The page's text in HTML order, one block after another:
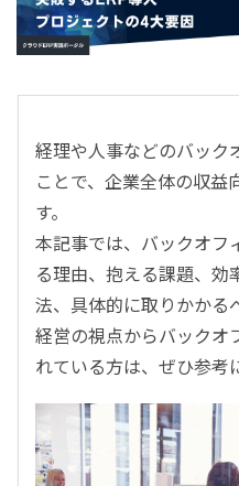
ERP
会計
CRM／営業支援／Eコマ
DX（2025年の崖）／ク
データ分析／BI
ガバナンス／リスク管理
BPR／業務改善
経理や人事などのバック
ことで、企業全体の収益
す。
本記事では、バックオフ
る理由、抱える課題、効
法、具体的に取りかかる
経営の視点からバックオ
れている方は、ぜひ参考